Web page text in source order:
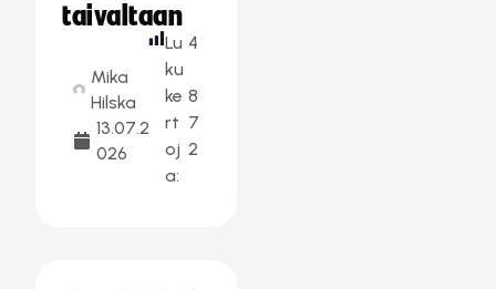
taivaltaan
Mika
Hilska
13.07.2
026
Lu
ku
ke
rt
oj
a:
4
8
7
2